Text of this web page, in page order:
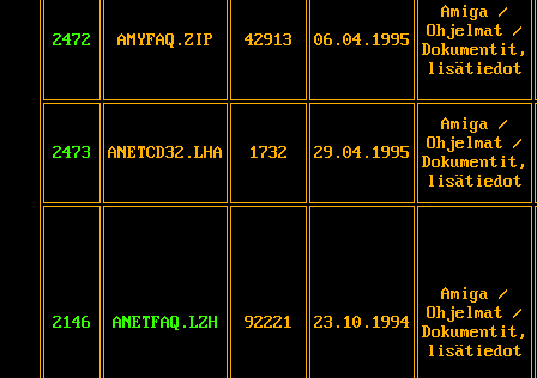
2472 AMYFAQ.ZIP 42913 06.04.1995
Amiga /
Ohjelmat /
Dokumentit,
lisätiedot
2473 ANETCD32.LHA 1732 29.04.1995
Amiga /
Ohjelmat /
Dokumentit,
lisätiedot
2146 ANETFAQ.LZH 92221 23.10.1994
Amiga /
Ohjelmat /
Dokumentit,
lisätiedot